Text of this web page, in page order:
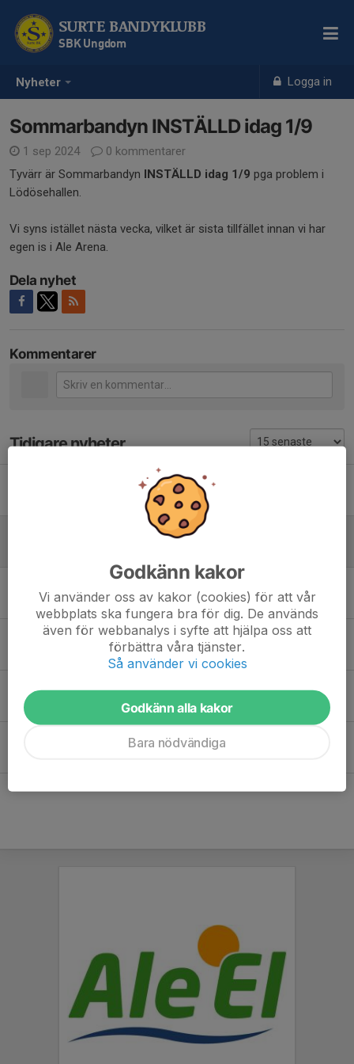
Nyheter Logga in
SURTE BANDYKLUBB
SBK Ungdom
Sommarbandyn INSTÄLLD idag 1/9
1 sep 2024
0 kommentarer
Tyvärr är Sommarbandyn INSTÄLLD idag 1/9 pga problem i
Lödösehallen.
Vi syns istället nästa vecka, vilket är sista tillfället innan vi har
egen is i Ale Arena.
Dela nyhet
Kommentarer
Tidigare nyheter
Sommarbandy 2025
Sommarbandyn INSTÄLLD idag 1/9
18 aug 2024 0
Sommarbandy 2024!
29 jul 2024 0
Bandyplay 18/10, anmälning öppen
0
Godkänn kakor
Vi använder oss av kakor (cookies) för att vår
webbplats ska fungera bra för dig. De används
även för webbanalys i syfte att hjälpa oss att
förbättra våra tjänster.
Så använder vi cookies
Godkänn alla kakor
Bara nödvändiga